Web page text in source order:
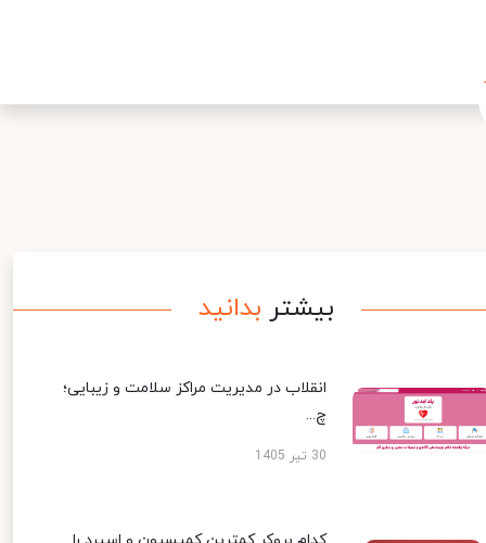
بیشتر بدانید
انقلاب در مدیریت مراکز سلامت و زیبایی؛
چ...
30 تیر 1405